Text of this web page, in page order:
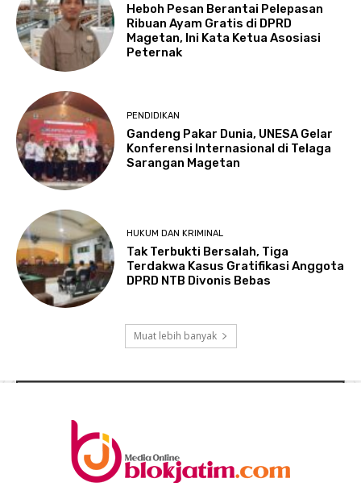
Heboh Pesan Berantai Pelepasan
Ribuan Ayam Gratis di DPRD
Magetan, Ini Kata Ketua Asosiasi
Peternak
PENDIDIKAN
Gandeng Pakar Dunia, UNESA Gelar
Konferensi Internasional di Telaga
Sarangan Magetan
HUKUM DAN KRIMINAL
Tak Terbukti Bersalah, Tiga
Terdakwa Kasus Gratifikasi Anggota
DPRD NTB Divonis Bebas
Muat lebih banyak